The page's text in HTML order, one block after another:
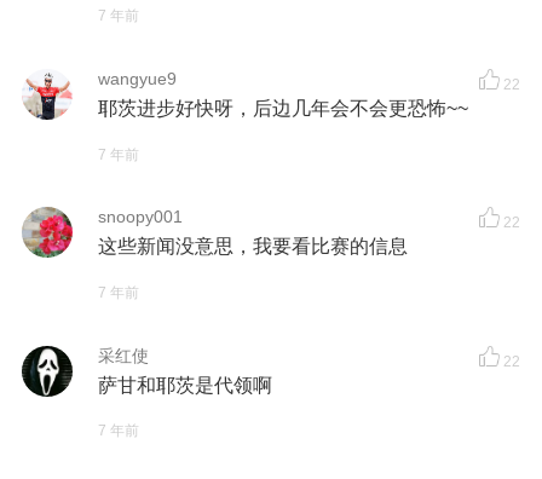
7 年前
wangyue9 22
耶茨进步好快呀，后边几年会不会更恐怖~~
7 年前
snoopy001 22
这些新闻没意思，我要看比赛的信息
7 年前
采红使 22
萨甘和耶茨是代领啊
7 年前